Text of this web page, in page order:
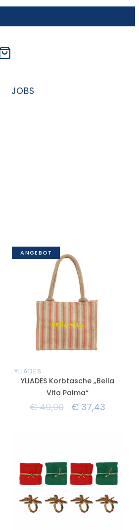
JOBS
ANGEBOT
YLIADES
YLIADES Korbtasche „Bella
Vita Palma“
€ 49,90 €37,43